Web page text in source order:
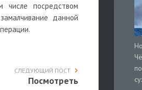
числе посредством
данной
СЛЕДУЮЩИЙ ПОСТ
Посмотреть